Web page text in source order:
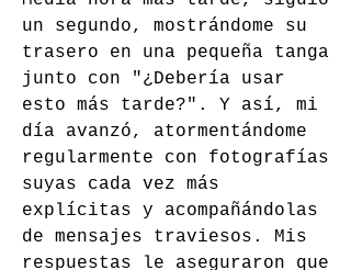
un segundo, mostrándome su
trasero en una pequeña tanga
junto con "¿Debería usar
esto más tarde?". Y así, mi
día avanzó, atormentándome
regularmente con fotografías
suyas cada vez más
explícitas y acompañándolas
de mensajes traviesos. Mis
respuestas le aseguraron que